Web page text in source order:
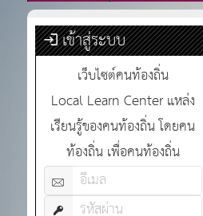
เข้าสู่ระบบ
เว็บไซต์คนท้องถิ่น
Local Learn Center แหล่ง
เรียนรู้ของคนท้องถิ่น โดยคน
ท้องถิ่น เพื่อคนท้องถิ่น